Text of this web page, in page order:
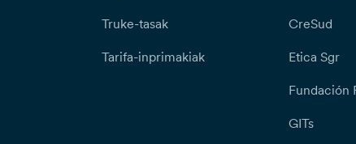
Truke-tasak
Tarifa-inprimakiak
CreSud
Etica Sgr
Fundación
GITs